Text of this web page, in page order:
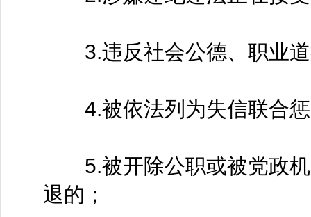
3.违反社会公德、职业道
4.被依法列为失信联合惩
5.被开除公职或被党政机
退的；